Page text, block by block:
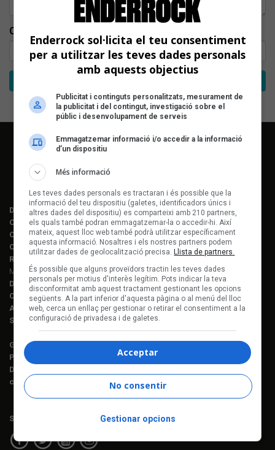
Comprovació: escriu l'any actual, amb 4 xifres
Director editorial:Lluís Gendrau
Cap de redacció Enderrock:Jordi Martí Fabra
Coordinació EDR i enderrock.cat:Èlia Gea
Coordinació Anuari de la Música:Helena M. Alegret
Redacció:
Ferran Amado, Maria Folqué, Èlia Gea, Jordi Martí, Helena
Morén Alegret, Joaquim Vilarnau i Sergi Núñez
Disseny i maquetació:Manuel Cuyàs
Caps de fotografia:Juan Miguel Morales
Assessorament lingüístic:Berta Herreros
Subscripcions:Rosa E. Massaguer
Gerència i projectes:
Publicitat i producció:
Rosa E. Massaguer
Direcció financera i administració:
c. Mallorca, 221, sobreàtic · 08008 Barcelona Tel. 93 237 08 05
Segueix-nos a:
Enderrock sol·licita el teu consentiment
per a utilitzar les teves dades personals
amb aquests objectius
Publicitat i continguts personalitzats, mesurament de
la publicitat i del contingut, investigació sobre el
públic i desenvolupament de serveis
Emmagatzemar informació i/o accedir a la informació
d’un dispositiu
Més informació
Les teves dades personals es tractaran i és possible que la
informació del teu dispositiu (galetes, identificadors únics i
altres dades del dispositiu) es comparteixi amb 210 partners,
els quals també podran emmagatzemar-la o accedir-hi. Així
mateix, aquest lloc web també podrà utilitzar específicament
aquesta informació. Nosaltres i els nostres partners podem
utilitzar dades de geolocalització precisa.Llista de partners.
És possible que alguns proveïdors tractin les teves dades
personals per motius d'interès legítim. Pots indicar la teva
disconformitat amb aquest tractament gestionant les opcions
següents. A la part inferior d'aquesta pàgina o al menú del lloc
web, cerca un enllaç per gestionar o retirar el consentiment a la
configuració de privadesa i de galetes.
Acceptar
No consentir
Gestionar opcions